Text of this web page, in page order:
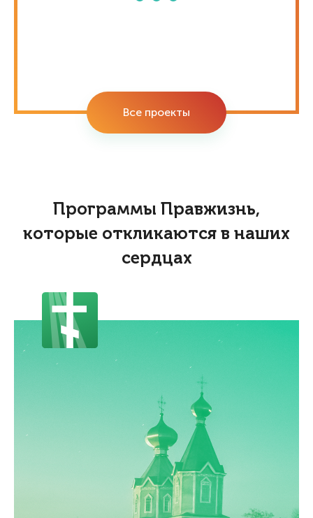
Все проекты
Программы Правжизнь,
которые откликаются в наших
сердцах